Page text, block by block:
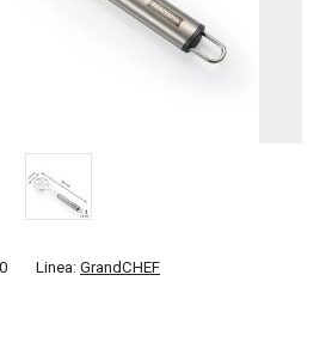
Linea: GrandCHEF